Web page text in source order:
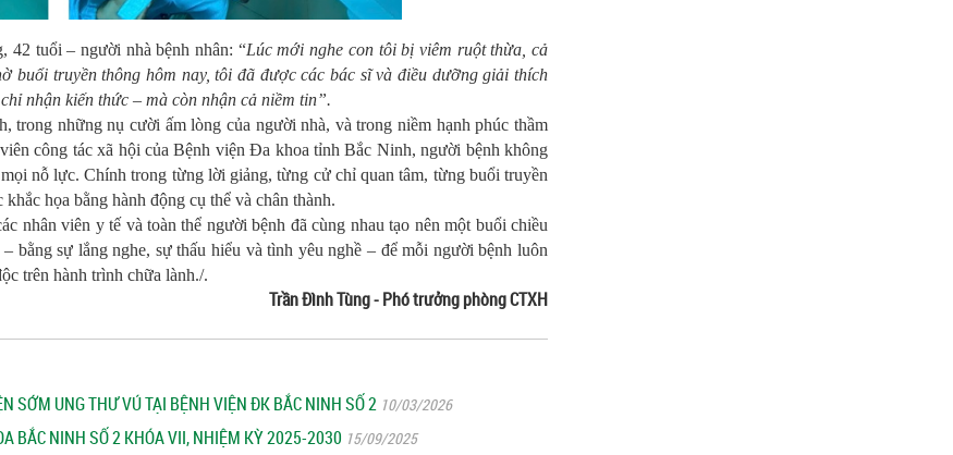
42 tuổi – người nhà bệnh nhân: “Lúc mới nghe con tôi bị viêm ruột thừa, cả
buổi truyền thông hôm nay, tôi đã được các bác sĩ và điều dưỡng giải thích
nhận kiến thức – mà còn nhận cả niềm tin”.
trong những nụ cười ấm lòng của người nhà, và trong niềm hạnh phúc thầm
công tác xã hội của Bệnh viện Đa khoa tỉnh Bắc Ninh, người bệnh không
nỗ lực. Chính trong từng lời giảng, từng cử chỉ quan tâm, từng buổi truyền
khắc họa bằng hành động cụ thể và chân thành.
nhân viên y tế và toàn thể người bệnh đã cùng nhau tạo nên một buổi chiều
bằng sự lắng nghe, sự thấu hiểu và tình yêu nghề – để mỗi người bệnh luôn
trên hành trình chữa lành./.
Trần Đình Tùng - Phó trưởng phòng CTXH
SỚM UNG THƯ VÚ TẠI BỆNH VIỆN ĐK BẮC NINH SỐ 2 10/03/2026
BẮC NINH SỐ 2 KHÓA VII, NHIỆM KỲ 2025-2030 15/09/2025